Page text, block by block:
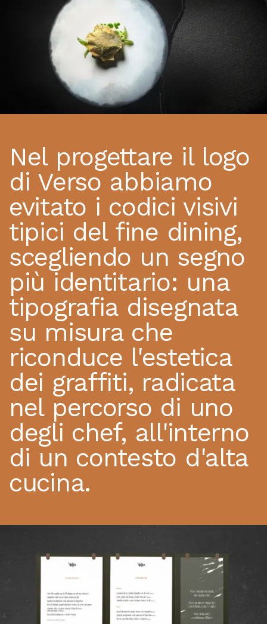
Nel progettare il logo
di Verso abbiamo
evitato i codici visivi
tipici del fine dining,
scegliendo un segno
più identitario: una
tipografia disegnata
su misura che
riconduce l'estetica
dei graffiti, radicata
nel percorso di uno
degli chef, all'interno
di un contesto d'alta
cucina.